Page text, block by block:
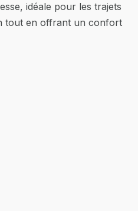
idéale pour les trajets
tout en offrant un confort